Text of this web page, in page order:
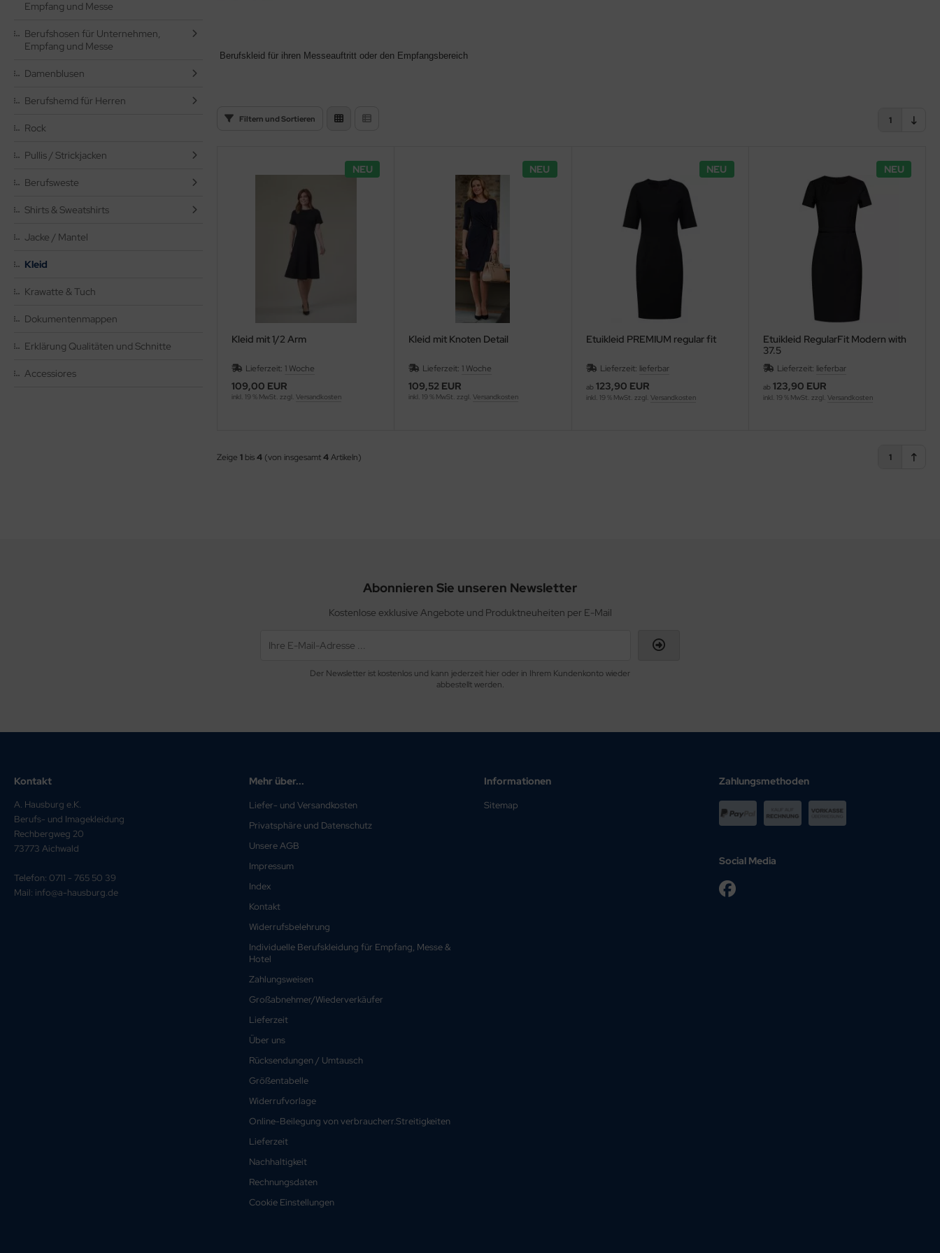
Empfang und Messe
Berufshosen für Unternehmen,
Empfang und Messe
Damenblusen
Berufshemd für Herren
Rock
Pullis / Strickjacken
Berufsweste
Shirts & Sweatshirts
Jacke / Mantel
Kleid
Krawatte & Tuch
Dokumentenmappen
Erklärung Qualitäten und Schnitte
Accessiores
Berufskleid für ihren Messeauftritt oder den Empfangsbereich
Filtern und Sortieren 1
NEU
Kleid mit 1/2 Arm
Lieferzeit: 1 Woche
109,00 EUR
inkl. 19 % MwSt. zzgl. Versandkosten
NEU
Kleid mit Knoten Detail
Lieferzeit:1 Woche
109,52 EUR
inkl. 19 % MwSt. zzgl.Versandkosten
NEU
Etuikleid PREMIUM regular fit
Lieferzeit: lieferbar
ab 123,90 EUR
inkl. 19 % MwSt. zzgl. Versandkosten
NEU
Etuikleid RegularFit Modern with
37.5
Lieferzeit: lieferbar
ab 123,90 EUR
inkl. 19 % MwSt. zzgl. Versandkosten
Zeige 1 bis4 (von insgesamt4Artikeln) 1
Abonnieren Sie unseren Newsletter
Kostenlose exklusive Angebote und Produktneuheiten per E-Mail
Der Newsletter ist kostenlos und kann jederzeit hier oder in Ihrem Kundenkonto wieder
abbestellt werden.
Kontakt
A. Hausburg e.K.
Berufs- und Imagekleidung
Rechbergweg 20
73773 Aichwald
Telefon: 0711 - 765 50 39
Mail: info@a-hausburg.de
Mehr über...
Liefer- und Versandkosten
Privatsphäre und Datenschutz
Unsere AGB
Impressum
Index
Kontakt
Widerrufsbelehrung
Individuelle Berufskleidung für Empfang, Messe &
Hotel
Zahlungsweisen
Großabnehmer/Wiederverkäufer
Lieferzeit
Über uns
Rücksendungen / Umtausch
Größentabelle
Widerrufvorlage
Online-Beilegung von verbraucherr.Streitigkeiten
Lieferzeit
Nachhaltigkeit
Rechnungsdaten
Cookie Einstellungen
Informationen
Sitemap
Zahlungsmethoden
Social Media
Logos & Textilveredelung für Unternehmen
Wetterschutzkleidung
Kasack
Berufshosen
& Sweatshirts
und Schürzen
Kit
Collection